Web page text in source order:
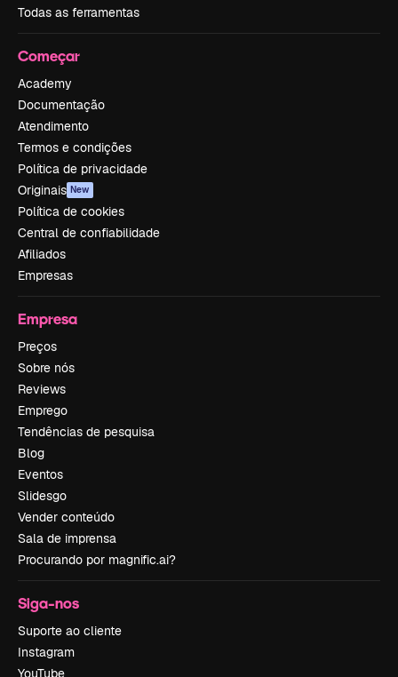
Todas as ferramentas
Começar
Academy
Documentação
Atendimento
Termos e condições
Política de privacidade
Originais New
Política de cookies
Central de confiabilidade
Afiliados
Empresas
Empresa
Preços
Sobre nós
Reviews
Emprego
Tendências de pesquisa
Blog
Eventos
Slidesgo
Vender conteúdo
Sala de imprensa
Procurando por magnific.ai?
Siga-nos
Suporte ao cliente
Instagram
YouTube